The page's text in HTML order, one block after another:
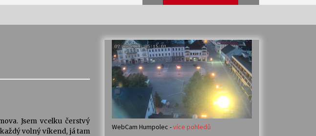
Veselí muzikanti
30. 7. 2026
Votavžatský ploty
23. 7. 2026
Jsem vcelku čerstvý
volný víkend, já tam
WebCam Humpolec -více pohledů